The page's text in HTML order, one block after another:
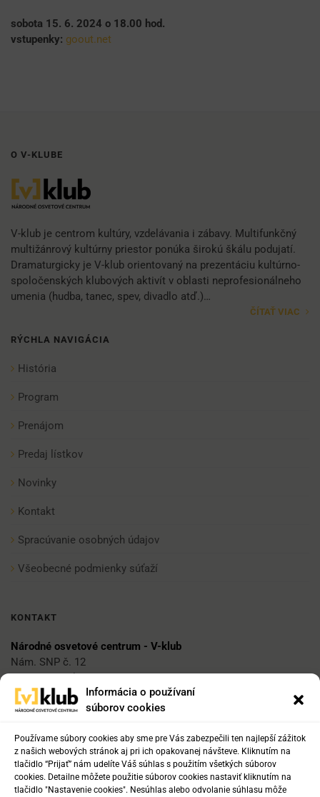
Informácia o používaní
súborov cookies
Používame súbory cookies aby sme pre Vás zabezpečili ten najlepší zážitok
z našich webových stránok aj pri ich opakovanej návšteve. Kliknutím na
tlačidlo “Prijať” nám udelíte Váš súhlas s použitím všetkých súborov
cookies. Detailne môžete použitie súborov cookies nastaviť kliknutím na
tlačidlo "Nastavenie cookies". Nesúhlas alebo odvolanie súhlasu môže
sobota 15. 6. 2024 o 18.00 hod.
vstupenky: goout.net
O V-KLUBE
V-klub je centrom kultúry, vzdelávania i zábavy. Multifunkčný
multižánrový kultúrny priestor ponúka širokú škálu podujatí.
Dramaturgicky je V-klub orientovaný na prezentáciu kultúrno-
spoločenských klubových aktivít v oblasti neprofesionálneho
umenia (hudba, tanec, spev, divadlo atď.)…
ČÍTAŤ VIAC
RÝCHLA NAVIGÁCIA
História
Program
Prenájom
Predaj lístkov
Novinky
Kontakt
Spracúvanie osobných údajov
Všeobecné podmienky súťaží
KONTAKT
Národné osvetové centrum - V-klub
Nám. SNP č. 12
812 34 Bratislava 1
vklub@nocka.sk
Tel: